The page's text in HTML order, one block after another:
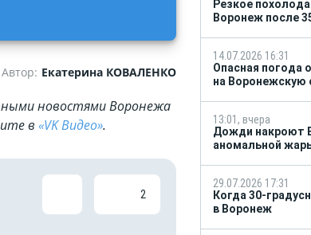
Автор: Екатерина КОВАЛЕНКО
новостями Воронежа
в «VK Видео».
2
Резкое
Воронеж после
14.07.2026 16:31
Опасная погода
на Воронежскую
13:01, вчера
Дожди накроют
аномальной
29.07.2026 17:31
Когда 30-
в Воронеж